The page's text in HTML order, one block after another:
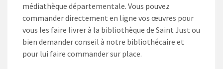
médiathèque départementale. Vous pouvez
commander directement en ligne vos œuvres pour
vous les faire livrer à la bibliothèque de Saint Just ou
bien demander conseil à notre bibliothécaire et
pour lui faire commander sur place.